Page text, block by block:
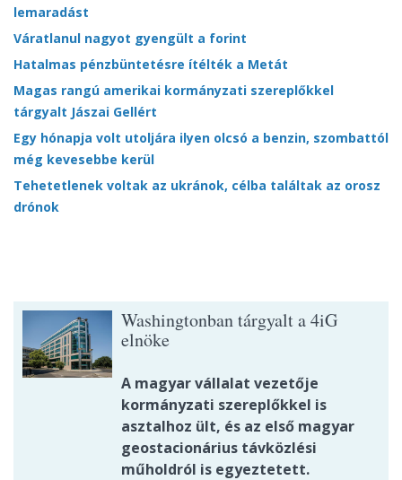
lemaradást
Váratlanul nagyot gyengült a forint
Hatalmas pénzbüntetésre ítélték a Metát
Magas rangú amerikai kormányzati szereplőkkel
tárgyalt Jászai Gellért
Egy hónapja volt utoljára ilyen olcsó a benzin, szombattól
még kevesebbe kerül
Tehetetlenek voltak az ukránok, célba találtak az orosz
drónok
Washingtonban tárgyalt a 4iG
elnöke
A magyar vállalat vezetője
kormányzati szereplőkkel is
asztalhoz ült, és az első magyar
geostacionárius távközlési
műholdról is egyeztetett.